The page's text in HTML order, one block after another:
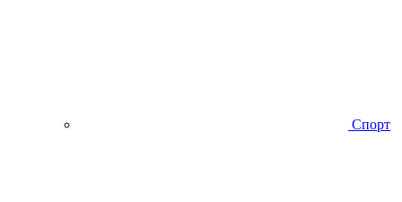
Спорт